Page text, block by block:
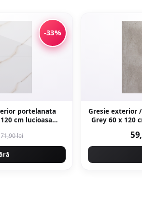
-33%
portelanata
71,90 lei
Gresie exterior
Grey 60 x 120 cm mata rectificata aspect